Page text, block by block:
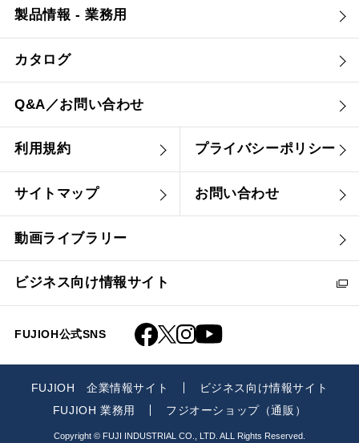
製品情報 - 業務用
カタログ
Q&A／お問い合わせ
利用規約 プライバシーポリシー
サイトマップ お問い合わせ
動画ライブラリー
ビジネス向け情報サイト
FUJIOH公式SNS
FUJIOH 企業情報サイト
ビジネス向け情報サイト
FUJIOH 業務用
フジオーショップ（通販）
Copyright © FUJI INDUSTRIAL CO., LTD. ALL Rights Reserved.